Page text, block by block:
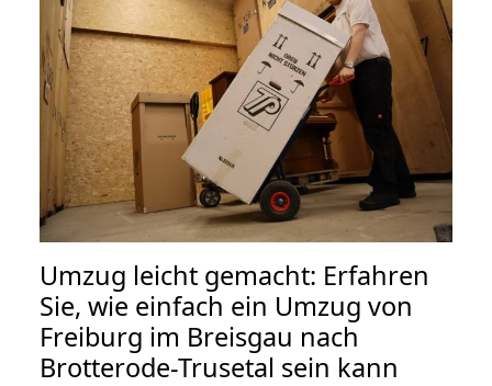
Umzug leicht gemacht: Erfahren
Sie, wie einfach ein Umzug von
Freiburg im Breisgau nach
Brotterode-Trusetal sein kann